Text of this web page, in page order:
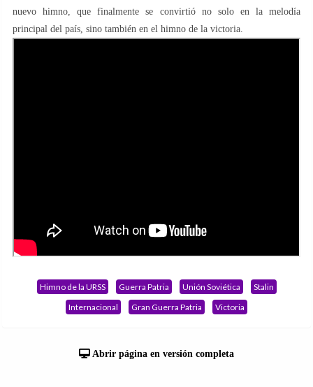
nuevo himno, que finalmente se convirtió no solo en la melodía
principal del país, sino también en el himno de la victoria.
Himno de la URSS Guerra Patria Unión Soviética
Stalin
Internacional
Gran Guerra Patria Victoria
Abrir página en versión completa